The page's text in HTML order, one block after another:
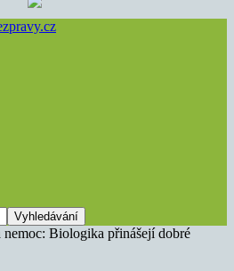
nemoc: Biologika přinášejí dobré